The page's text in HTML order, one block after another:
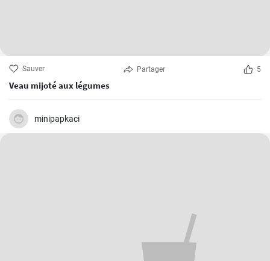
Sauver Partager 5
Veau mijoté aux légumes
minipapkaci